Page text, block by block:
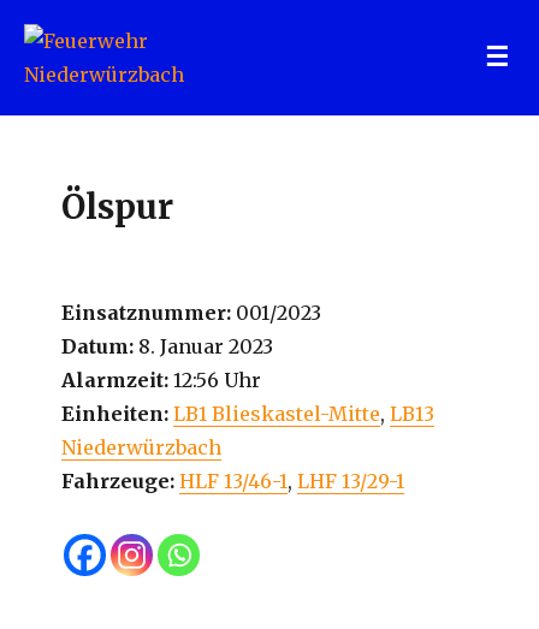
Feuerwehr Niederwürzbach
Ölspur
Einsatznummer: 001/2023
Datum: 8. Januar 2023
Alarmzeit: 12:56 Uhr
Einheiten: LB1 Blieskastel-Mitte,LB13
Niederwürzbach
Fahrzeuge: HLF 13/46-1,LHF 13/29-1